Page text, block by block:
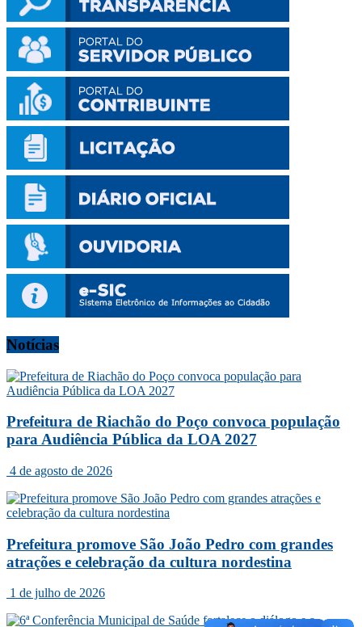
Notícias
Prefeitura de Riachão do Poço convoca população
para Audiência Pública da LOA 2027
4 de agosto de 2026
Prefeitura promove São João Pedro com grandes
atrações e celebração da cultura nordestina
1 de julho de 2026